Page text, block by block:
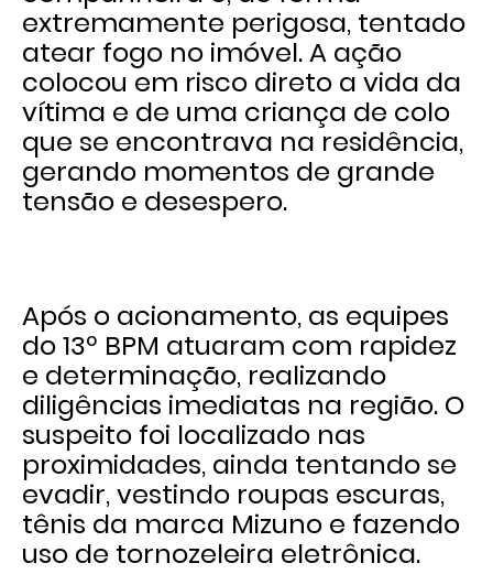
extremamente perigosa, tentado
atear fogo no imóvel. A ação
colocou em risco direto a vida da
vítima e de uma criança de colo
que se encontrava na residência,
gerando momentos de grande
tensão e desespero.
Após o acionamento, as equipes
do 13º BPM atuaram com rapidez
e determinação, realizando
diligências imediatas na região. O
suspeito foi localizado nas
proximidades, ainda tentando se
evadir, vestindo roupas escuras,
tênis da marca Mizuno e fazendo
uso de tornozeleira eletrônica.